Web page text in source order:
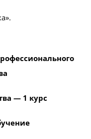
— 1 курс